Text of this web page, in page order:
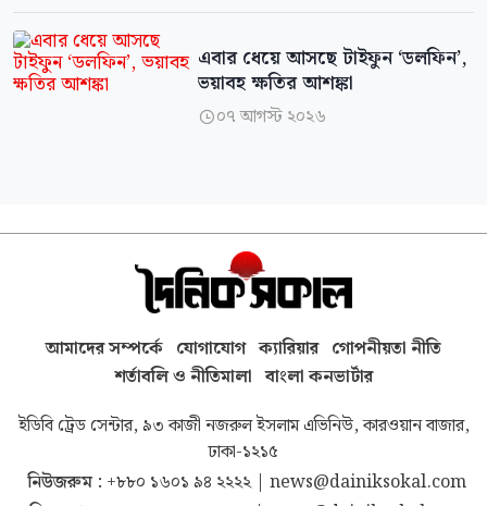
এবার ধেয়ে আসছে টাইফুন ‘ডলফিন’,
ভয়াবহ ক্ষতির আশঙ্কা
০৭ আগস্ট ২০২৬
আমাদের সম্পর্কে যোগাযোগ ক্যারিয়ার গোপনীয়তা নীতি
শর্তাবলি ও নীতিমালা বাংলা কনভার্টার
ইডিবি ট্রেড সেন্টার, ৯৩ কাজী নজরুল ইসলাম এভিনিউ, কারওয়ান বাজার,
ঢাকা-১২১৫
নিউজরুম : +৮৮০ ১৬০১ ৯৪ ২২২২| news@dainiksokal.com